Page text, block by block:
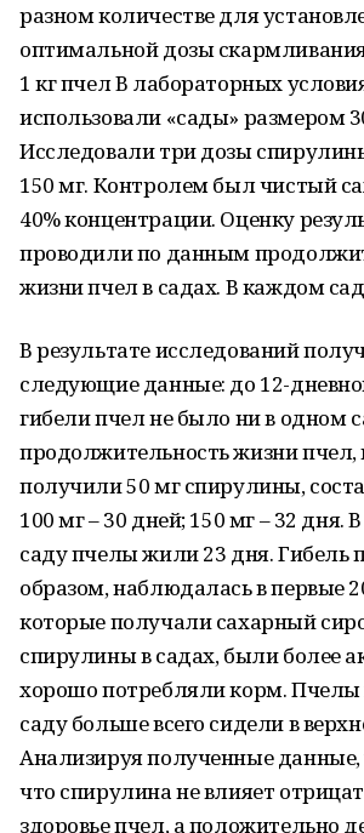
разном количестве для
оптимальной дозы
1 кг пчел В лабораторных
использовали «сады» размером
Исследовали три дозы
150 мг. Контролем был чистый
40% концентрации. Оценку
проводили по данным
жизни пчел в садах. В каждом
В результате исследований
следующие данные: до 12-
гибели пчел не было ни в одном
продолжительность жизни пчел,
получили 50 мг спирулины,
100 мг – 30 дней; 150 мг – 32 дня.
саду пчелы жили 23 дня. Гибель
образом, наблюдалась в первые
которые получали сахарный
спирулины в садах, были более
хорошо потребляли корм. Пчелы
саду больше всего сидели в
Анализируя полученные данные,
что спирулина не влияет
здоровье пчел, а положительно